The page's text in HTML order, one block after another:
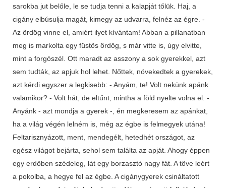
sarokba jut belőle, le se tudja tenni a kalapját tőlük. Haj, a
cigány elbúsulja magát, kimegy az udvarra, felnéz az égre. -
Az ördög vinne el, amiért ilyet kívántam! Abban a pillanatban
meg is markolta egy füstös ördög, s már vitte is, úgy elvitte,
mint a forgószél. Ott maradt az asszony a sok gyerekkel, azt
sem tudták, az apjuk hol lehet. Nőttek, növekedtek a gyerekek,
azt kérdi egyszer a legkisebb: - Anyám, te! Volt nekünk apánk
valamikor? - Volt hát, de eltűnt, mintha a föld nyelte volna el. -
Anyánk - azt mondja a gyerek -, én megkeresem az apánkat,
ha a világ végén lelném is, még az égbe is felmegyek utána!
Feltarisznyázott, ment, mendegélt, hetedhét országot, az
egész világot bejárta, sehol sem találta az apját. Ahogy éppen
egy erdőben szédeleg, lát egy borzasztó nagy fát. A töve leért
a pokolba, a hegye fel az égbe. A cigánygyerek csináltatott